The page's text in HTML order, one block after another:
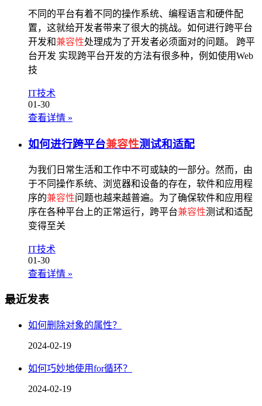
不同的平台有着不同的操作系统、编程语言和硬件配
置，这就给开发者带来了很大的挑战。如何进行跨平台
开发和兼容性处理成为了开发者必须面对的问题。 跨平
台开发 实现跨平台开发的方法有很多种，例如使用Web
技
IT技术
01-30
查看详情 »
如何进行跨平台兼容性测试和适配
为我们日常生活和工作中不可或缺的一部分。然而，由
于不同操作系统、浏览器和设备的存在，软件和应用程
序的兼容性问题也越来越普遍。为了确保软件和应用程
序在各种平台上的正常运行，跨平台兼容性测试和适配
变得至关
IT技术
01-30
查看详情 »
最近发表
如何删除对象的属性？
2024-02-19
如何巧妙地使用for循环？
2024-02-19